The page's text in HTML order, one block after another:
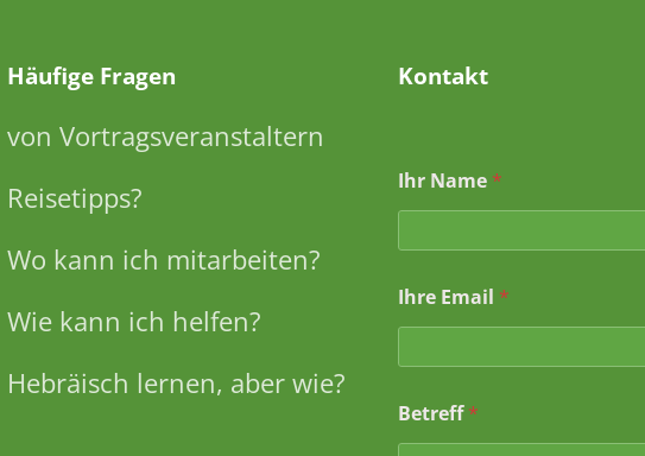
Häufige Fragen
von Vortragsveranstaltern
Reisetipps?
Wo kann ich mitarbeiten?
Wie kann ich helfen?
Hebräisch lernen, aber wie?
Kontakt
Ihr Name *
h
r
E
a
i
Ihre Email *
Betreff*